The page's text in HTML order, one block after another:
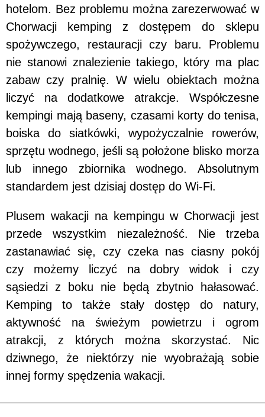
hotelom. Bez problemu można zarezerwować w
Chorwacji kemping z dostępem do sklepu
spożywczego, restauracji czy baru. Problemu
nie stanowi znalezienie takiego, który ma plac
zabaw czy pralnię. W wielu obiektach można
liczyć na dodatkowe atrakcje. Współczesne
kempingi mają baseny, czasami korty do tenisa,
boiska do siatkówki, wypożyczalnie rowerów,
sprzętu wodnego, jeśli są położone blisko morza
lub innego zbiornika wodnego. Absolutnym
standardem jest dzisiaj dostęp do Wi-Fi.
Plusem wakacji na kempingu w Chorwacji jest
przede wszystkim niezależność. Nie trzeba
zastanawiać się, czy czeka nas ciasny pokój
czy możemy liczyć na dobry widok i czy
sąsiedzi z boku nie będą zbytnio hałasować.
Kemping to także stały dostęp do natury,
aktywność na świeżym powietrzu i ogrom
atrakcji, z których można skorzystać. Nic
dziwnego, że niektórzy nie wyobrażają sobie
innej formy spędzenia wakacji.